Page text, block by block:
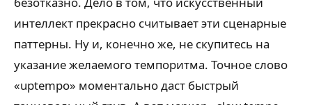
интеллект прекрасно считывает эти сценарные
паттерны. Ну и, конечно же, не скупитесь на
указание желаемого темпоритма. Точное слово
«uptempo» моментально даст быстрый